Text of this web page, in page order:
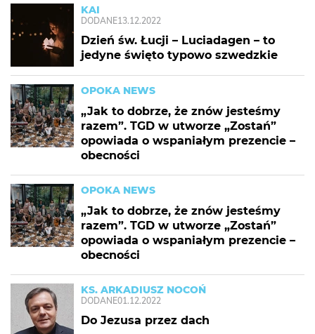
KAI
DODANE13.12.2022
Dzień św. Łucji – Luciadagen – to
jedyne święto typowo szwedzkie
OPOKA NEWS
„Jak to dobrze, że znów jesteśmy
razem”. TGD w utworze „Zostań”
opowiada o wspaniałym prezencie –
obecności
OPOKA NEWS
„Jak to dobrze, że znów jesteśmy
razem”. TGD w utworze „Zostań”
opowiada o wspaniałym prezencie –
obecności
KS. ARKADIUSZ NOCOŃ
DODANE01.12.2022
Do Jezusa przez dach